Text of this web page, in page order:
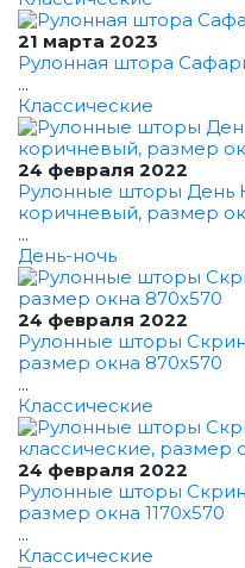
21 марта 2023
Рулонная штора
...
Классические
24 февраля 2022
Рулонные шторы День
коричневый, размер
...
День-ночь
24 февраля 2022
Рулонные шторы
размер окна 870x570
...
Классические
24 февраля 2022
Рулонные шторы
размер окна 1170x570
...
Классические